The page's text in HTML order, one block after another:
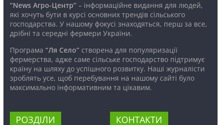
“News Агро-Центр”– інформаційне видання для людей,
які хочуть бути в курсі основних трендів сільського
господарства. У нашому фокусі знаходяться, перш за все,
дрібні та середні фермери України.
Програма “Ля Село”створена для популяризації
фермерства, адже саме сільське господарство підтримує
країну на шляху до успішного розвитку. Наші журналісти
зроблять усе, щоб перебування на нашому сайті було
максимально інформативним та цікавим.
РОЗДІЛИ КОНТАКТИ